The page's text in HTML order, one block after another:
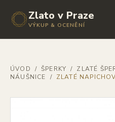
Zlato v Praze
VÝKUP & OCENĚNÍ
ÚVOD / ŠPERKY / ZLATÉ
NÁUŠNICE
/ ZLATÉ